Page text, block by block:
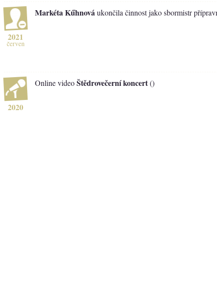
2021
červen
Markéta Kűhnová ukončila činnost jako sbormistr
2020
Online videoŠtědrovečerní koncert()